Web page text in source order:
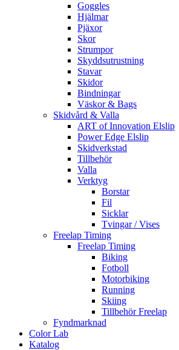
Goggles
Hjälmar
Pjäxor
Skor
Strumpor
Skyddsutrustning
Stavar
Skidor
Bindningar
Väskor & Bags
Skidvård & Valla
ART of Innovation Elslip
Power Edge Elslip
Skidverkstad
Tillbehör
Valla
Verktyg
Borstar
Fil
Sicklar
Tvingar / Vises
Freelap Timing
Freelap Timing
Biking
Fotboll
Motorbiking
Running
Skiing
Tillbehör Freelap
Fyndmarknad
Color Lab
Katalog